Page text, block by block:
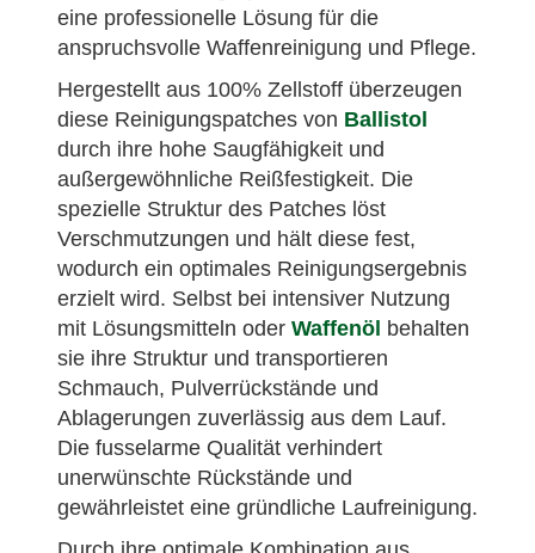
eine professionelle Lösung für die
anspruchsvolle Waffenreinigung und Pflege.
Hergestellt aus 100% Zellstoff überzeugen
diese Reinigungspatches von Ballistol
durch ihre hohe Saugfähigkeit und
außergewöhnliche Reißfestigkeit. Die
spezielle Struktur des Patches löst
Verschmutzungen und hält diese fest,
wodurch ein optimales Reinigungsergebnis
erzielt wird. Selbst bei intensiver Nutzung
mit Lösungsmitteln oder Waffenöl behalten
sie ihre Struktur und transportieren
Schmauch, Pulverrückstände und
Ablagerungen zuverlässig aus dem Lauf.
Die fusselarme Qualität verhindert
unerwünschte Rückstände und
gewährleistet eine gründliche Laufreinigung.